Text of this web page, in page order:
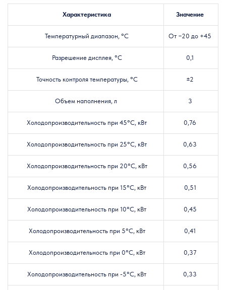
Характеристика Значение
Температурный диапазон, °C От −20 до +45
Разрешение дисплея, °C 0,1
Точность контроля температуры, °C ±2
Объем наполнения, л 3
Холодопроизводительность при 45°C, кВт 0,76
Холодопроизводительность при 25°C, кВт 0,63
Холодопроизводительность при 20°C, кВт 0,56
Холодопроизводительность при 15°C, кВт 0,51
Холодопроизводительность при 10°C, кВт 0,45
Холодопроизводительность при 5°C, кВт 0,41
Холодопроизводительность при 0°C, кВт 0,37
Холодопроизводительность при -5°C, кВт 0,33